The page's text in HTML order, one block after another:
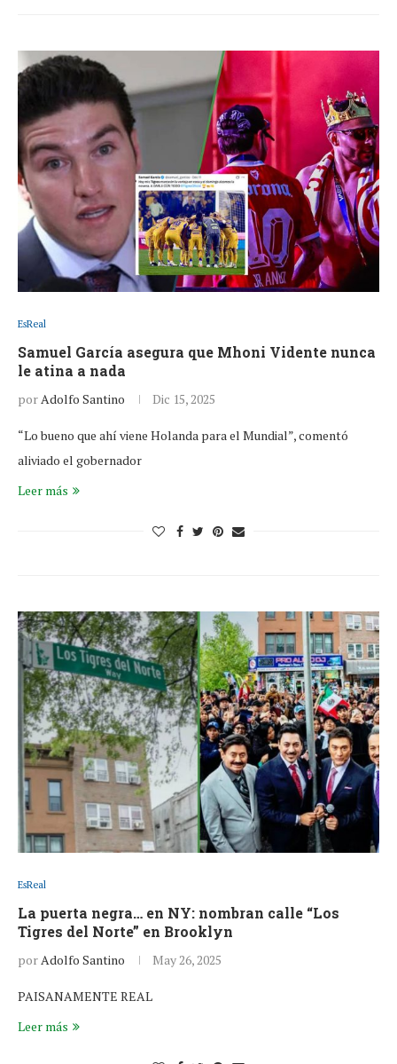
EsReal
Samuel García asegura que Mhoni Vidente nunca
le atina a nada
porAdolfo Santino Dic 15, 2025
“Lo bueno que ahí viene Holanda para el Mundial”, comentó
aliviado el gobernador
Leer más
EsReal
La puerta negra… en NY: nombran calle “Los
Tigres del Norte” en Brooklyn
porAdolfo Santino May 26, 2025
PAISANAMENTE REAL
Leer más